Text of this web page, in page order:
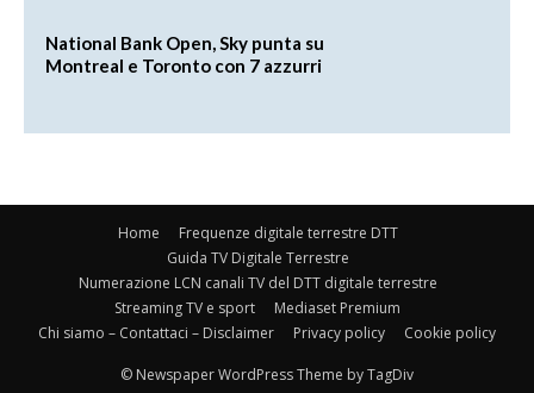
National Bank Open, Sky punta su
Montreal e Toronto con 7 azzurri
Home
Frequenze digitale terrestre DTT
Guida TV Digitale Terrestre
Numerazione LCN canali TV del DTT digitale terrestre
Streaming TV e sport
Mediaset Premium
Chi siamo – Contattaci – Disclaimer
Privacy policy Cookie policy
© Newspaper WordPress Theme by TagDiv